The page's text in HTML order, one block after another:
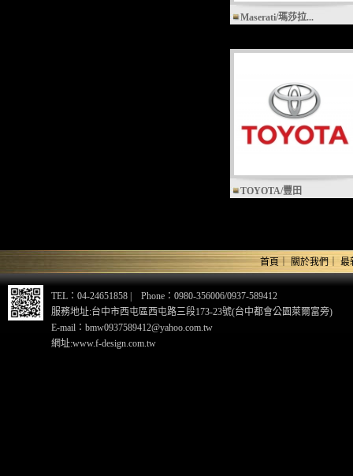
Maserati/瑪莎拉...
TOYOTA/豐田
首頁 關於我們 ｜最
TEL：04-24651858 | Phone：0980-356006/0937-589412
服務地址:台中市西屯區西屯路三段173-23號(台中都會公園萊爾富旁)
E-mail：bmw0937589412@yahoo.com.tw
網址:www.f-design.com.tw